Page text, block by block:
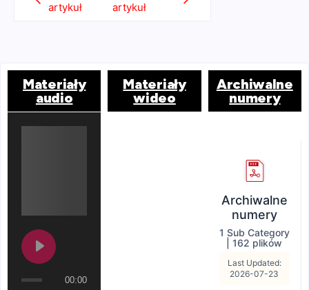
artykuł
artykuł
Materiały
audio
00:00
Materiały
wideo
Archiwalne
numery
Archiwalne
numery
1 Sub Category
162 plików
Last Updated:
2026-07-23